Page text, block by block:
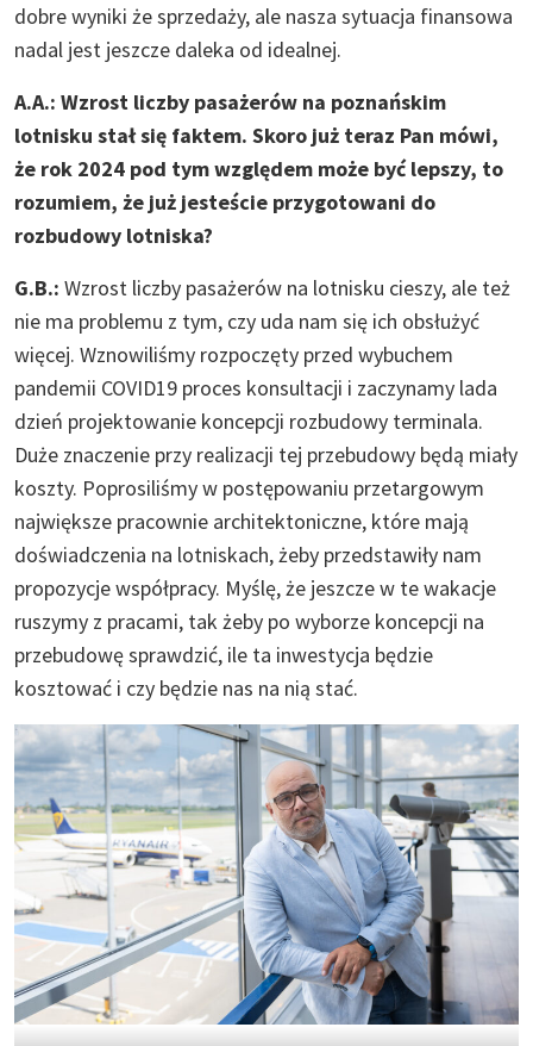
dobre wyniki że sprzedaży, ale nasza sytuacja finansowa
nadal jest jeszcze daleka od idealnej.
A.A.: Wzrost liczby pasażerów na poznańskim
lotnisku stał się faktem. Skoro już teraz Pan mówi,
że rok 2024 pod tym względem może być lepszy, to
rozumiem, że już jesteście przygotowani do
rozbudowy lotniska?
G.B.: Wzrost liczby pasażerów na lotnisku cieszy, ale też
nie ma problemu z tym, czy uda nam się ich obsłużyć
więcej. Wznowiliśmy rozpoczęty przed wybuchem
pandemii COVID19 proces konsultacji i zaczynamy lada
dzień projektowanie koncepcji rozbudowy terminala.
Duże znaczenie przy realizacji tej przebudowy będą miały
koszty. Poprosiliśmy w postępowaniu przetargowym
największe pracownie architektoniczne, które mają
doświadczenia na lotniskach, żeby przedstawiły nam
propozycje współpracy. Myślę, że jeszcze w te wakacje
ruszymy z pracami, tak żeby po wyborze koncepcji na
przebudowę sprawdzić, ile ta inwestycja będzie
kosztować i czy będzie nas na nią stać.